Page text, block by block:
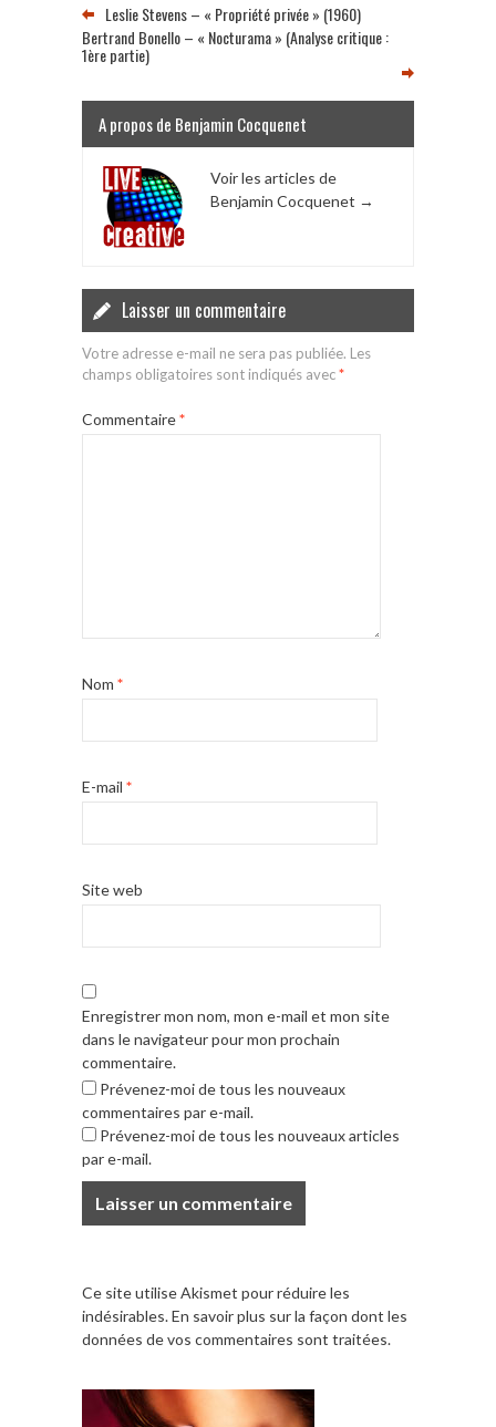
Leslie Stevens – « Propriété privée » (1960)
Bertrand Bonello – « Nocturama » (Analyse critique :
1ère partie)
A propos de Benjamin Cocquenet
Voir les articles de
Benjamin Cocquenet →
Laisser un commentaire
Votre adresse e-mail ne sera pas publiée. Les
champs obligatoires sont indiqués avec*
Commentaire*
Nom *
E-mail *
Site web
Enregistrer mon nom, mon e-mail et mon site
dans le navigateur pour mon prochain
commentaire.
Prévenez-moi de tous les nouveaux
commentaires par e-mail.
Prévenez-moi de tous les nouveaux articles
par e-mail.
Ce site utilise Akismet pour réduire les
indésirables.En savoir plus sur la façon dont les
données de vos commentaires sont traitées.